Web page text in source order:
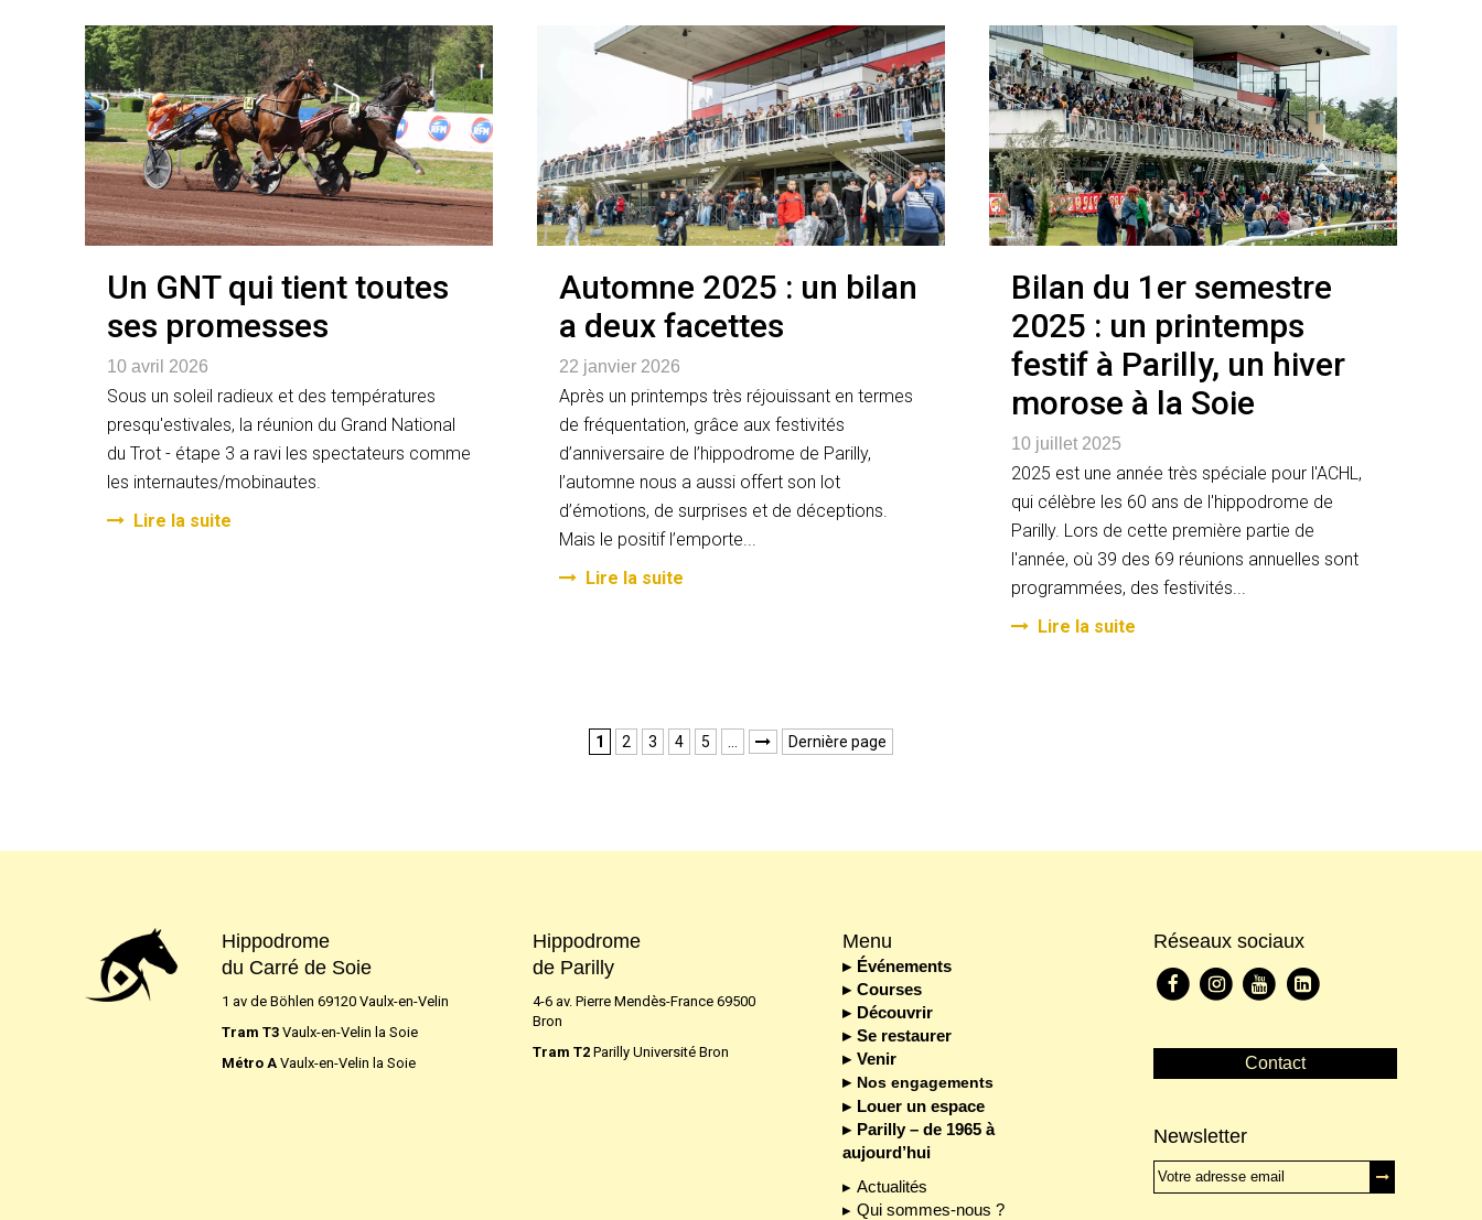
Un GNT qui tient toutes
ses promesses
10 avril 2026
Sous un soleil radieux et des températures
presqu'estivales, la réunion du Grand National
du Trot - étape 3 a ravi les spectateurs comme
les internautes/mobinautes.
Lire la suite
Automne 2025 : un bilan
a deux facettes
22 janvier 2026
Après un printemps très réjouissant en termes
de fréquentation, grâce aux festivités
d’anniversaire de l’hippodrome de Parilly,
l’automne nous a aussi offert son lot
d’émotions, de surprises et de déceptions.
Mais le positif l’emporte...
Lire la suite
Bilan du 1er semestre
2025 : un printemps
festif à Parilly, un hiver
morose à la Soie
10 juillet 2025
2025 est une année très spéciale pour l'ACHL,
qui célèbre les 60 ans de l'hippodrome de
Parilly. Lors de cette première partie de
l'année, où 39 des 69 réunions annuelles sont
programmées, des festivités...
Lire la suite
1 2 3 4 5  Dernière page
Hippodrome
du Carré de Soie
1 av de Böhlen 69120 Vaulx-en-Velin
Tram T3 Vaulx-en-Velin la Soie
Métro A Vaulx-en-Velin la Soie
Hippodrome
de Parilly
4-6 av. Pierre Mendès-France 69500
Bron
Tram T2Parilly Université Bron
Menu
Événements
Courses
Découvrir
Se restaurer
Venir
Nos engagements
Louer un espace
Parilly – de 1965 à
aujourd’hui
Actualités
Qui sommes-nous ?
Réseaux sociaux
Contact
Newsletter